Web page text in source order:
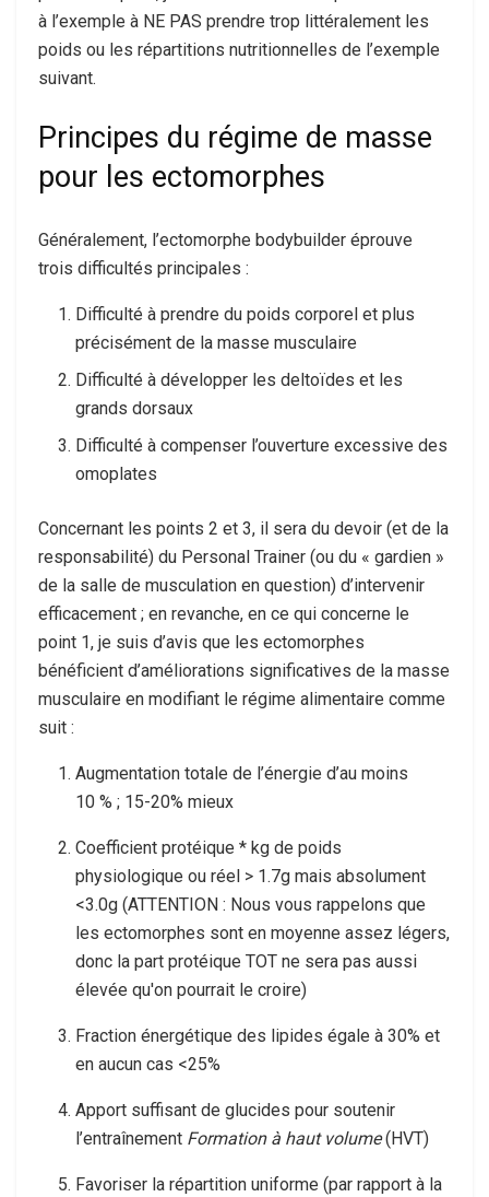
à l’exemple à NE PAS prendre trop littéralement les
poids ou les répartitions nutritionnelles de l’exemple
suivant.
Principes du régime de masse
pour les ectomorphes
Généralement, l’ectomorphe bodybuilder éprouve
trois difficultés principales :
Difficulté à prendre du poids corporel et plus
précisément de la masse musculaire
Difficulté à développer les deltoïdes et les
grands dorsaux
Difficulté à compenser l’ouverture excessive des
omoplates
Concernant les points 2 et 3, il sera du devoir (et de la
responsabilité) du Personal Trainer (ou du « gardien »
de la salle de musculation en question) d’intervenir
efficacement ; en revanche, en ce qui concerne le
point 1, je suis d’avis que les ectomorphes
bénéficient d’améliorations significatives de la masse
musculaire en modifiant le régime alimentaire comme
suit :
Augmentation totale de l’énergie d’au moins
10 % ; 15-20% mieux
Coefficient protéique * kg de poids
physiologique ou réel > 1.7g mais absolument
<3.0g (ATTENTION : Nous vous rappelons que
les ectomorphes sont en moyenne assez légers,
donc la part protéique TOT ne sera pas aussi
élevée qu'on pourrait le croire)
Fraction énergétique des lipides égale à 30% et
en aucun cas <25%
Apport suffisant de glucides pour soutenir
l’entraînement Formation à haut volume(HVT)
Favoriser la répartition uniforme (par rapport à la